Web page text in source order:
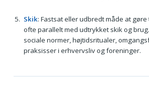
Skik: Fastsat eller udbredt måde at
ofte parallelt med udtrykket skik og
sociale normer, højtidsritualer,
praksisser i erhvervsliv og foreninger.